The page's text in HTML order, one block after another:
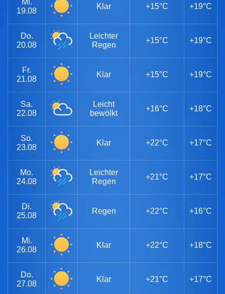
19.08
Klar +15°C +19°C
Do.
20.08
Leichter
Regen
+15°C +19°C
Fr.
21.08
Klar +15°C +19°C
Sa.
22.08
Leicht
bewölkt
+16°C +18°C
So.
23.08
Klar +22°C +17°C
Mo.
24.08
Leichter
Regen
+21°C +17°C
Di.
25.08
Regen +22°C +16°C
Mi.
26.08
Klar +22°C +18°C
Do.
27.08
Klar +21°C +17°C